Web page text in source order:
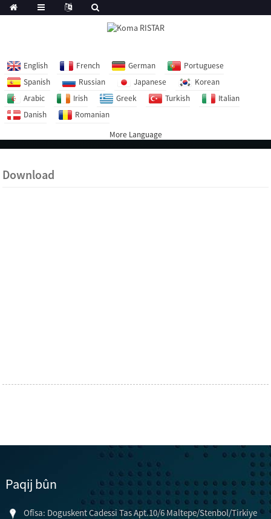
English French German
Portuguese
Spanish
Russian Japanese
Korean
Arabic
Irish Greek Turkish
Italian
Danish
Romanian
More Language
Download
Paqij bûn
Ofîsa: Doguskent Cadessi Tas Apt.10/6 Maltepe/Stenbol/Tirkiye